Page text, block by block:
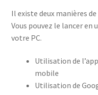
Il existe deux manières
Vous pouvez le lancer
votre PC.
Utilisation de
mobile
Utilisation de